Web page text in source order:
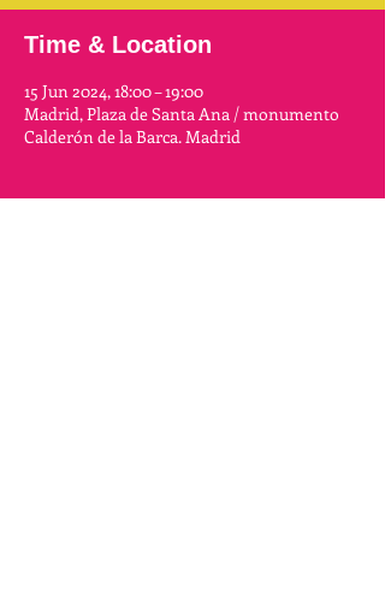
Time & Location
15 Jun 2024, 18:00 – 19:00
Madrid, Plaza de Santa Ana / monumento
Calderón de la Barca. Madrid